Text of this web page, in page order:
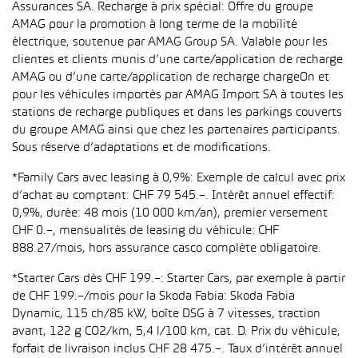
Assurances SA. Recharge à prix spécial: Offre du groupe
AMAG pour la promotion à long terme de la mobilité
électrique, soutenue par AMAG Group SA. Valable pour les
clientes et clients munis d’une carte/application de recharge
AMAG ou d’une carte/application de recharge chargeOn et
pour les véhicules importés par AMAG Import SA à toutes les
stations de recharge publiques et dans les parkings couverts
du groupe AMAG ainsi que chez les partenaires participants.
Sous réserve d’adaptations et de modifications.
*Family Cars avec leasing à 0,9%: Exemple de calcul avec prix
d’achat au comptant: CHF 79 545.–. Intérêt annuel effectif:
0,9%, durée: 48 mois (10 000 km/an), premier versement
CHF 0.–, mensualités de leasing du véhicule: CHF
888.27/mois, hors assurance casco complète obligatoire.
*Starter Cars dès CHF 199.–: Starter Cars, par exemple à partir
de CHF 199.–/mois pour la Skoda Fabia: Skoda Fabia
Dynamic, 115 ch/85 kW, boîte DSG à 7 vitesses, traction
avant, 122 g CO2/km, 5,4 l/100 km, cat. D. Prix du véhicule,
forfait de livraison inclus CHF 28 475.–. Taux d’intérêt annuel